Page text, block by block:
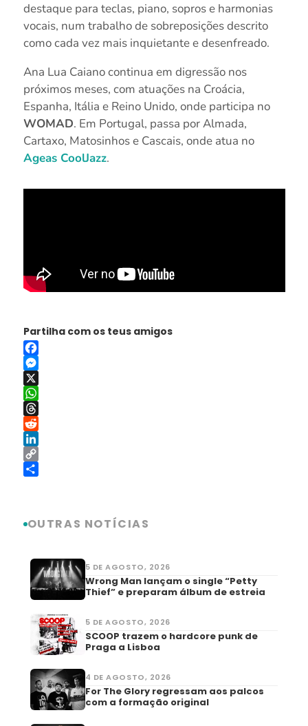
destaque para teclas, piano, sopros e harmonias
vocais, num trabalho de sobreposições descrito
como cada vez mais inquietante e desenfreado.
Ana Lua Caiano continua em digressão nos
próximos meses, com atuações na Croácia,
Espanha, Itália e Reino Unido, onde participa no
WOMAD. Em Portugal, passa por Almada,
Cartaxo, Matosinhos e Cascais, onde atua no
Ageas CoolJazz.
Partilha com os teus amigos
Facebook
Messenger
X
WhatsApp
Threads
Reddit
LinkedIn
Copy
OUTRAS NOTÍCIAS
5 DE AGOSTO, 2026
Wrong Man lançam o single “Petty
Thief” e preparam álbum de estreia
5 DE AGOSTO, 2026
SCOOP trazem o hardcore punk de
Praga a Lisboa
4 DE AGOSTO, 2026
For The Glory regressam aos palcos
com a formação original